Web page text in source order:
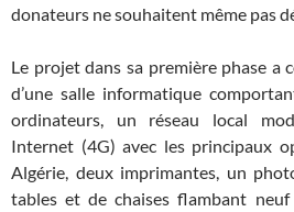
donateurs ne souhaitent même pas
Le projet dans sa première phase a
d’une salle informatique
ordinateurs, un réseau local
Internet (4G) avec les principaux
Algérie, deux imprimantes, un
tables et de chaises flambant